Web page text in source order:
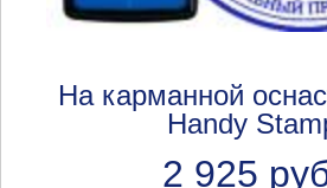
На карманной
Handy
2 925